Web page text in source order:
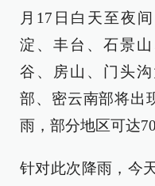
月17日白天至夜
淀、丰台、石景
谷、房山、门头
部、密云南部将出
雨，部分地区可达
针对此次降雨，今